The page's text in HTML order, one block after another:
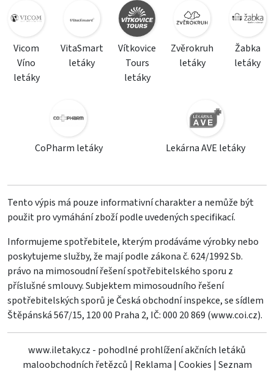
Vicom
Víno
letáky
VitaSmart
letáky
Vítkovice
Tours
letáky
Zvěrokruh
letáky
Žabka
letáky
CoPharm letáky Lekárna AVE letáky
Tento výpis má pouze informativní charakter a nemůže být
použit pro vymáhání zboží podle uvedených specifikací.
Informujeme spotřebitele, kterým prodáváme výrobky nebo
poskytujeme služby, že mají podle zákona č. 624/1992 Sb.
právo na mimosoudní řešení spotřebitelského sporu z
příslušné smlouvy. Subjektem mimosoudního řešení
spotřebitelských sporů je Česká obchodní inspekce, se sídlem
Štěpánská 567/15, 120 00 Praha 2, IČ: 000 20 869 (www.coi.cz).
www.iletaky.cz - pohodlné prohlížení akčních letáků
maloobchodních řetězců | Reklama | Cookies | Seznam